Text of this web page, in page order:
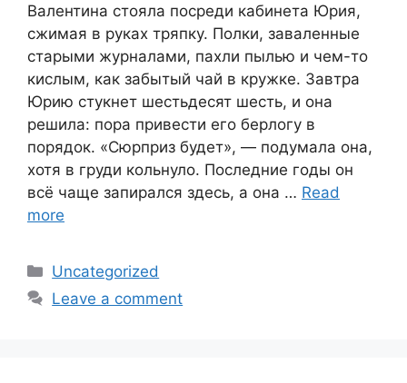
Валентина стояла посреди кабинета Юрия,
сжимая в руках тряпку. Полки, заваленные
старыми журналами, пахли пылью и чем-то
кислым, как забытый чай в кружке. Завтра
Юрию стукнет шестьдесят шесть, и она
решила: пора привести его берлогу в
порядок. «Сюрприз будет», — подумала она,
хотя в груди кольнуло. Последние годы он
всё чаще запирался здесь, а она … Read
more
Categories
Uncategorized
Leave a comment